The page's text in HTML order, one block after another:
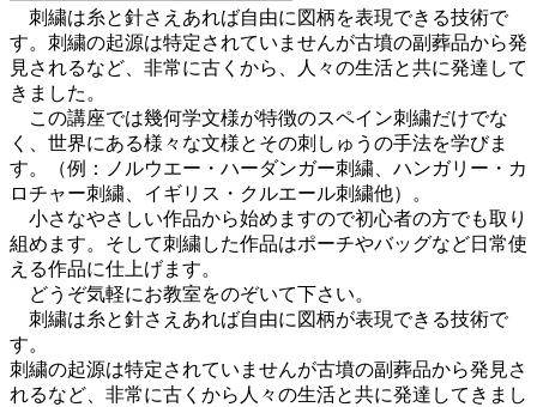
刺繍は糸と針さえあれば自由に図柄を表現できる技術で
す。刺繍の起源は特定されていませんが古墳の副葬品から発
見されるなど、非常に古くから、人々の生活と共に発達して
きました。
この講座では幾何学文様が特徴のスペイン刺繍だけでな
く、世界にある様々な文様とその刺しゅうの手法を学びま
す。（例：ノルウエー・ハーダンガー刺繍、ハンガリー・カ
ロチャー刺繍、イギリス・クルエール刺繍他）。
小さなやさしい作品から始めますので初心者の方でも取り
組めます。そして刺繍した作品はポーチやバッグなど日常使
える作品に仕上げます。
どうぞ気軽にお教室をのぞいて下さい。
刺繍は糸と針さえあれば自由に図柄が表現できる技術で
す。
刺繍の起源は特定されていませんが古墳の副葬品から発見さ
れるなど、非常に古くから人々の生活と共に発達してきまし